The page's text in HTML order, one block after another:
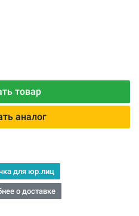
товар
аналог
для юр.лиц
о доставке